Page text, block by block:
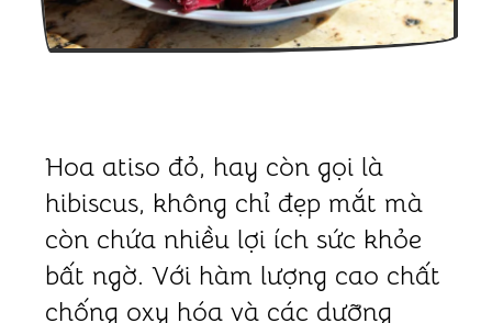
Hoa atiso đỏ, hay còn gọi là
hibiscus, không chỉ đẹp mắt mà
còn chứa nhiều lợi ích sức khỏe
bất ngờ. Với hàm lượng cao chất
chống oxy hóa và các dưỡng